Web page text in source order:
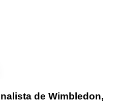
de Wimbledon,